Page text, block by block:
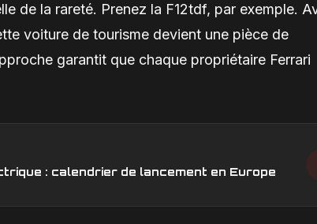
de la rareté. Prenez la F12tdf, par exemple.
voiture de tourisme devient une pièce de
garantit que chaque propriétaire Ferrari
: calendrier de lancement en Europe